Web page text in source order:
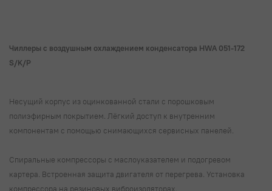
Чиллеры с воздушным охлаждением конденсатора HWA 051-172
S/K/P
Несущий корпус из оцинкованной стали с порошковым
полиэфирным покрытием. Лёгкий доступ к внутренним
компонентам с помощью снимающихся сервисных панелей.
Спиральные компрессоры с маслоуказателем и подогревом
картера. Встроенная защита двигателя от перегрева. Установка
компрессора на резиновых виброизоляторах.